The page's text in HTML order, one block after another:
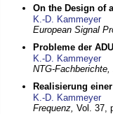
On the Design of
K.-D. Kammeyer
European Signal
Probleme der
K.-D. Kammeyer
NTG-
Realisierung
K.-D. Kammeyer
Frequenz, Vol. 37,